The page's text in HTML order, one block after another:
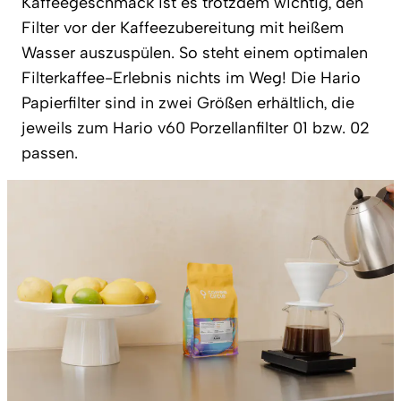
Filter vor der Kaffeezubereitung mit heißem
Wasser auszuspülen. So steht einem optimalen
Filterkaffee-Erlebnis nichts im Weg! Die Hario
Papierfilter sind in zwei Größen erhältlich, die
jeweils zum Hario v60 Porzellanfilter 01 bzw. 02
passen.